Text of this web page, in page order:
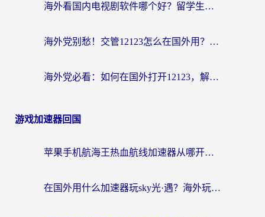
海外看国内电视剧软件哪个好？留学生亲测有效的追剧加速方案
海外党别愁！交管12123怎么在国外用？一篇搞定回国资源访问难题
海外党必看：如何在国外打开12123，解决小程序登录难题
游戏加速器回国
苹果手机航海王热血航线加速器从哪开启？海外玩家国服畅玩全攻略
在国外用什么加速器玩sky光·遇？海外玩家国服畅玩终极指南（附魔兽世界狂暴传奇解决方案）